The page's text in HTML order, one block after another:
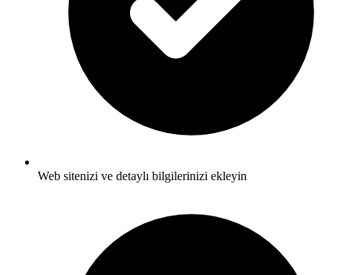
Web sitenizi ve detaylı bilgilerinizi ekleyin